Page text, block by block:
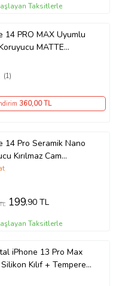
Taksitlerle
14 PRO MAX Uyumlu
MATTE
Arka Kaplama 360
(1)
360,00 TL
14 Pro Seramik Nano
Kırılmaz Cam
199,90 TL
Taksitlerle
iPhone 13 Pro Max
Kılıf + Tempered
Set (Şeffaf)